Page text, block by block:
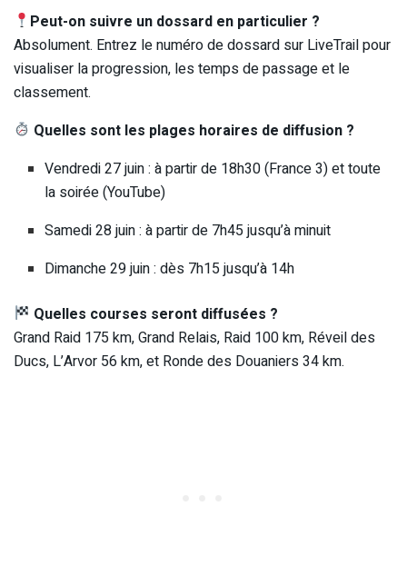
Peut-on suivre un dossard en particulier ?
Absolument. Entrez le numéro de dossard sur LiveTrail pour
visualiser la progression, les temps de passage et le
classement.
Quelles sont les plages horaires de diffusion ?
Vendredi 27 juin : à partir de 18h30 (France 3) et toute
la soirée (YouTube)
Samedi 28 juin : à partir de 7h45 jusqu’à minuit
Dimanche 29 juin : dès 7h15 jusqu’à 14h
Quelles courses seront diffusées ?
Grand Raid 175 km, Grand Relais, Raid 100 km, Réveil des
Ducs, L’Arvor 56 km, et Ronde des Douaniers 34 km.